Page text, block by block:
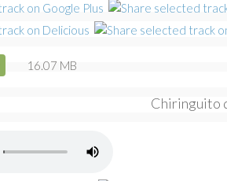
16.07 MB
Chiringuito